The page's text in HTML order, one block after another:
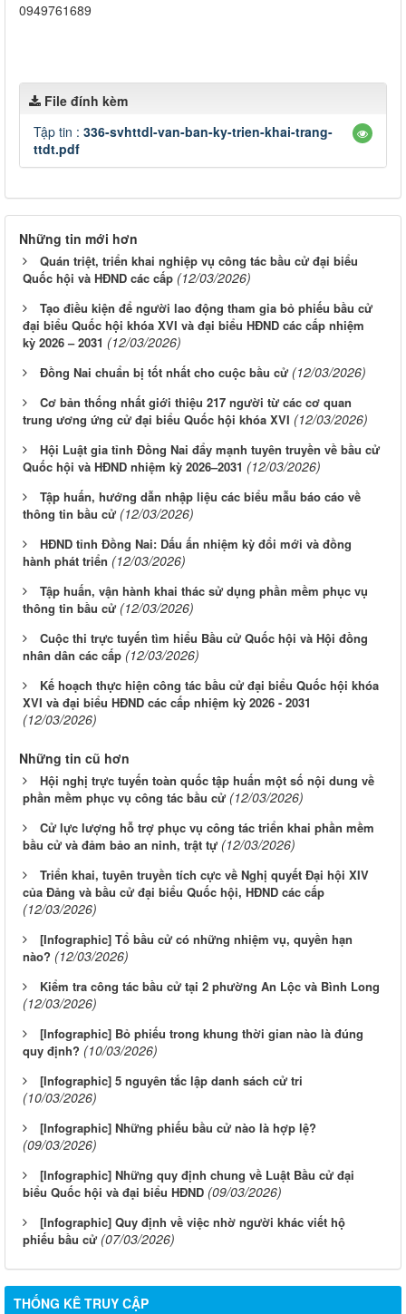
0949761689
File đính kèm
Tập tin : 336-svhttdl-van-ban-ky-trien-khai-trang-
ttdt.pdf
Những tin mới hơn
Quán triệt, triển khai nghiệp vụ công tác bầu cử đại biểu
Quốc hội và HĐND các cấp (12/03/2026)
Tạo điều kiện để người lao động tham gia bỏ phiếu bầu cử
đại biểu Quốc hội khóa XVI và đại biểu HĐND các cấp nhiệm
kỳ 2026 – 2031 (12/03/2026)
Đồng Nai chuẩn bị tốt nhất cho cuộc bầu cử (12/03/2026)
Cơ bản thống nhất giới thiệu 217 người từ các cơ quan
trung ương ứng cử đại biểu Quốc hội khóa XVI (12/03/2026)
Hội Luật gia tỉnh Đồng Nai đẩy mạnh tuyên truyền về bầu cử
Quốc hội và HĐND nhiệm kỳ 2026–2031 (12/03/2026)
Tập huấn, hướng dẫn nhập liệu các biểu mẫu báo cáo về
thông tin bầu cử (12/03/2026)
HĐND tỉnh Đồng Nai: Dấu ấn nhiệm kỳ đổi mới và đồng
hành phát triển (12/03/2026)
Tập huấn, vận hành khai thác sử dụng phần mềm phục vụ
thông tin bầu cử (12/03/2026)
Cuộc thi trực tuyến tìm hiểu Bầu cử Quốc hội và Hội đồng
nhân dân các cấp (12/03/2026)
Kế hoạch thực hiện công tác bầu cử đại biểu Quốc hội khóa
XVI và đại biểu HĐND các cấp nhiệm kỳ 2026 - 2031
(12/03/2026)
Những tin cũ hơn
Hội nghị trực tuyến toàn quốc tập huấn một số nội dung về
phần mềm phục vụ công tác bầu cử (12/03/2026)
Cử lực lượng hỗ trợ phục vụ công tác triển khai phần mềm
bầu cử và đảm bảo an ninh, trật tự (12/03/2026)
Triển khai, tuyên truyền tích cực về Nghị quyết Đại hội XIV
của Đảng và bầu cử đại biểu Quốc hội, HĐND các cấp
(12/03/2026)
[Infographic] Tổ bầu cử có những nhiệm vụ, quyền hạn
nào? (12/03/2026)
Kiểm tra công tác bầu cử tại 2 phường An Lộc và Bình Long
(12/03/2026)
[Infographic] Bỏ phiếu trong khung thời gian nào là đúng
quy định? (10/03/2026)
[Infographic] 5 nguyên tắc lập danh sách cử tri
(10/03/2026)
[Infographic] Những phiếu bầu cử nào là hợp lệ?
(09/03/2026)
[Infographic] Những quy định chung về Luật Bầu cử đại
biểu Quốc hội và đại biểu HĐND (09/03/2026)
[Infographic] Quy định về việc nhờ người khác viết hộ
phiếu bầu cử (07/03/2026)
THỐNG KÊ TRUY CẬP